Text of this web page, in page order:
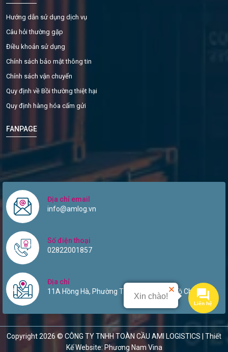
Hướng dẫn sử dụng dịch vụ
Câu hỏi thường gặp
Điều khoản sử dụng
Chính sách bảo mật thông tin
Chính sách vận chuyển
Quy định về Bồi thường thiệt hại
Quy định hàng hóa cấm gửi
FANPAGE
Địa chỉ email
info@amlog.vn
Số điện thoại
02822001857
Địa chỉ
11A Hồng Hà, Phường Tân Sơn Hòa, TP Hồ Chí Minh.
Copyright 2026 © CÔNG TY TNHH TOÀN CẦU AMI LOGISTICS | Thiết
Kế Website: Phương Nam Vina
Liên hệ
Xin chào!